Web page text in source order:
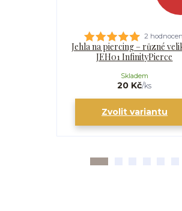
2
Jehla na piercing – různé
JEH01 InfinityPierce
20 Kč/ks
Skladem
Zvolit variantu